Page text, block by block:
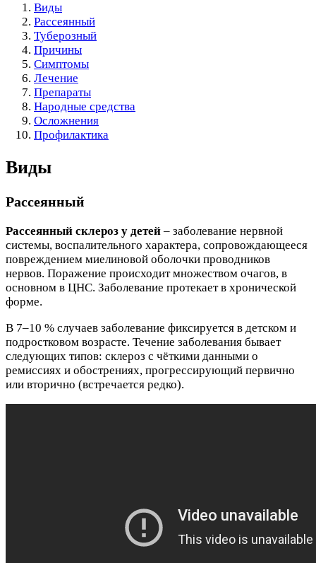
Виды
Рассеянный
Туберозный
Причины
Симптомы
Лечение
Препараты
Народные средства
Осложнения
Профилактика
Виды
Рассеянный
Рассеянный склероз у детей – заболевание нервной
системы, воспалительного характера, сопровождающееся
повреждением миелиновой оболочки проводников
нервов. Поражение происходит множеством очагов, в
основном в ЦНС. Заболевание протекает в хронической
форме.
В 7–10 % случаев заболевание фиксируется в детском и
подростковом возрасте. Течение заболевания бывает
следующих типов: склероз с чёткими данными о
ремиссиях и обострениях, прогрессирующий первично
или вторично (встречается редко).